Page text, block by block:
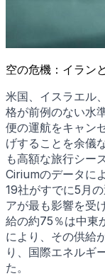
空の危機：イラン
米国、イスラエル
格が前例のない水
便の運航をキャン
げすることを余儀
も高額な旅行シー
Ciriumのデータに
19社がすでに5月
アが最も影響を受
給の約75％は中東
により、その供給
り、国際エネルギ
た。